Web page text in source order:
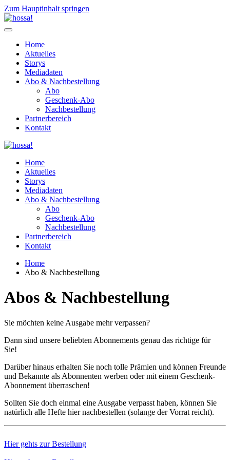
Zum Hauptinhalt springen
Home
Aktuelles
Storys
Mediadaten
Abo & Nachbestellung
Abo
Geschenk-Abo
Nachbestellung
Partnerbereich
Kontakt
Home
Aktuelles
Storys
Mediadaten
Abo & Nachbestellung
Abo
Geschenk-Abo
Nachbestellung
Partnerbereich
Kontakt
Home
Abo & Nachbestellung
Abos & Nachbestellung
Sie möchten keine Ausgabe mehr verpassen?
Dann sind unsere beliebten Abonnements genau das richtige für
Sie!
Darüber hinaus erhalten Sie noch tolle Prämien und können Freunde
und Bekannte als Abonnenten werben oder mit einem Geschenk-
Abonnement überraschen!
Sollten Sie doch einmal eine Ausgabe verpasst haben, können Sie
natürlich alle Hefte hier nachbestellen (solange der Vorrat reicht).
Hier gehts zur Bestellung